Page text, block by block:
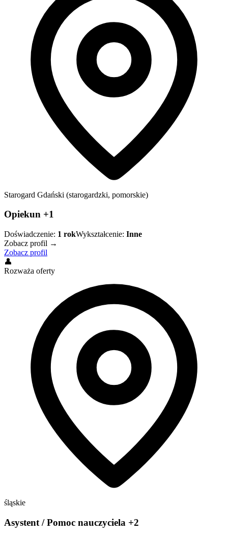
Starogard Gdański (starogardzki, pomorskie)
Opiekun +1
Doświadczenie: 1 rokWykształcenie: Inne
Zobacz profil →
Zobacz profil
👤
Rozważa oferty
śląskie
Asystent / Pomoc nauczyciela +2